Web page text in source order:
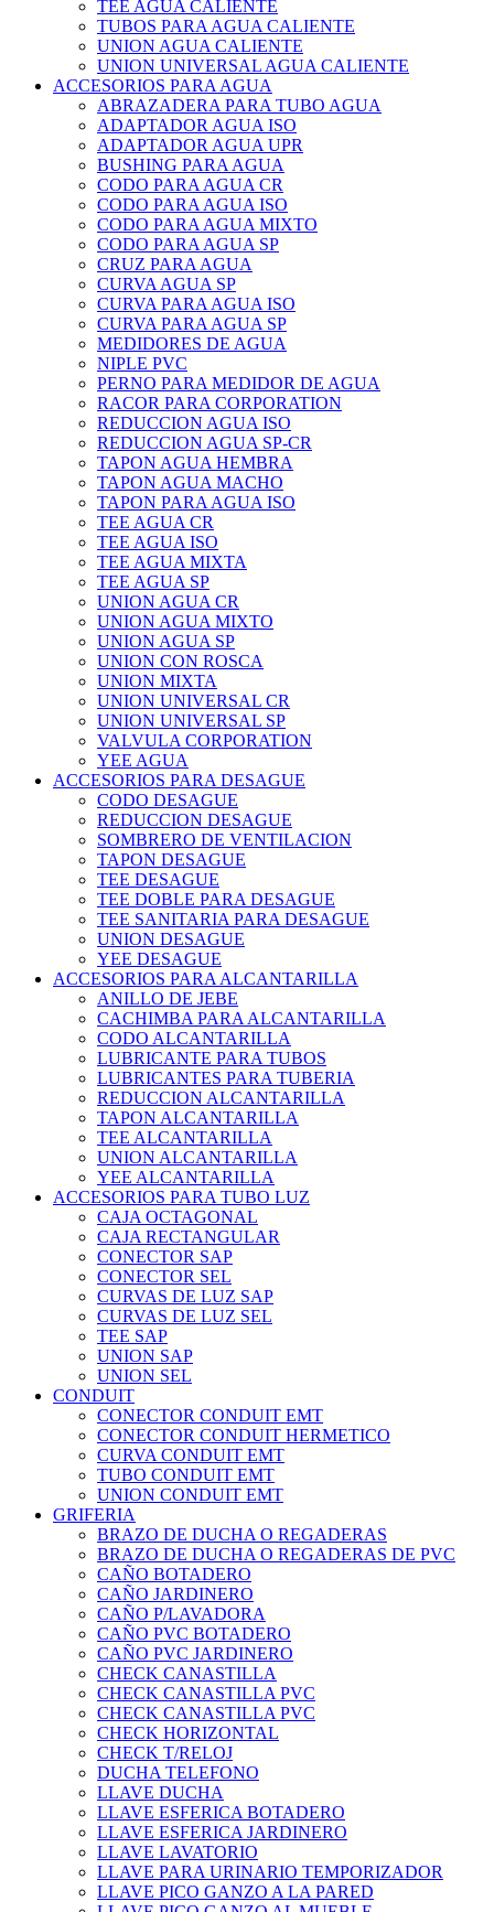
TEE AGUA CALIENTE
TUBOS PARA AGUA CALIENTE
UNION AGUA CALIENTE
UNION UNIVERSAL AGUA CALIENTE
ACCESORIOS PARA AGUA
ABRAZADERA PARA TUBO AGUA
ADAPTADOR AGUA ISO
ADAPTADOR AGUA UPR
BUSHING PARA AGUA
CODO PARA AGUA CR
CODO PARA AGUA ISO
CODO PARA AGUA MIXTO
CODO PARA AGUA SP
CRUZ PARA AGUA
CURVA AGUA SP
CURVA PARA AGUA ISO
CURVA PARA AGUA SP
MEDIDORES DE AGUA
NIPLE PVC
PERNO PARA MEDIDOR DE AGUA
RACOR PARA CORPORATION
REDUCCION AGUA ISO
REDUCCION AGUA SP-CR
TAPON AGUA HEMBRA
TAPON AGUA MACHO
TAPON PARA AGUA ISO
TEE AGUA CR
TEE AGUA ISO
TEE AGUA MIXTA
TEE AGUA SP
UNION AGUA CR
UNION AGUA MIXTO
UNION AGUA SP
UNION CON ROSCA
UNION MIXTA
UNION UNIVERSAL CR
UNION UNIVERSAL SP
VALVULA CORPORATION
YEE AGUA
ACCESORIOS PARA DESAGUE
CODO DESAGUE
REDUCCION DESAGUE
SOMBRERO DE VENTILACION
TAPON DESAGUE
TEE DESAGUE
TEE DOBLE PARA DESAGUE
TEE SANITARIA PARA DESAGUE
UNION DESAGUE
YEE DESAGUE
ACCESORIOS PARA ALCANTARILLA
ANILLO DE JEBE
CACHIMBA PARA ALCANTARILLA
CODO ALCANTARILLA
LUBRICANTE PARA TUBOS
LUBRICANTES PARA TUBERIA
REDUCCION ALCANTARILLA
TAPON ALCANTARILLA
TEE ALCANTARILLA
UNION ALCANTARILLA
YEE ALCANTARILLA
ACCESORIOS PARA TUBO LUZ
CAJA OCTAGONAL
CAJA RECTANGULAR
CONECTOR SAP
CONECTOR SEL
CURVAS DE LUZ SAP
CURVAS DE LUZ SEL
TEE SAP
UNION SAP
UNION SEL
CONDUIT
CONECTOR CONDUIT EMT
CONECTOR CONDUIT HERMETICO
CURVA CONDUIT EMT
TUBO CONDUIT EMT
UNION CONDUIT EMT
GRIFERIA
BRAZO DE DUCHA O REGADERAS
BRAZO DE DUCHA O REGADERAS DE PVC
CAÑO BOTADERO
CAÑO JARDINERO
CAÑO P/LAVADORA
CAÑO PVC BOTADERO
CAÑO PVC JARDINERO
CHECK CANASTILLA
CHECK CANASTILLA PVC
CHECK CANASTILLA PVC
CHECK HORIZONTAL
CHECK T/RELOJ
DUCHA TELEFONO
LLAVE DUCHA
LLAVE ESFERICA BOTADERO
LLAVE ESFERICA JARDINERO
LLAVE LAVATORIO
LLAVE PARA URINARIO TEMPORIZADOR
LLAVE PICO GANZO A LA PARED